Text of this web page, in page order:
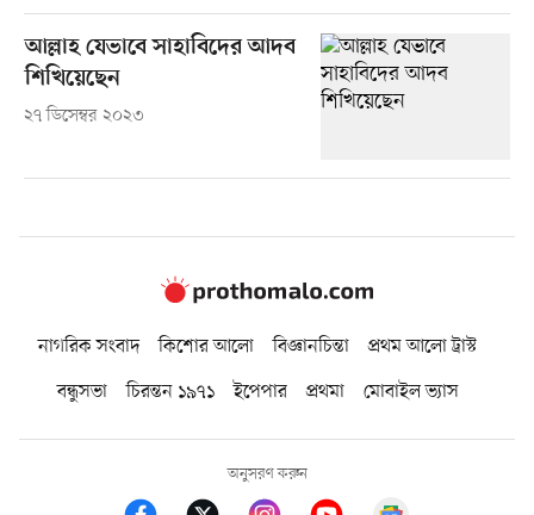
আল্লাহ যেভাবে সাহাবিদের আদব
শিখিয়েছেন
২৭ ডিসেম্বর ২০২৩
নাগরিক সংবাদ কিশোর আলো বিজ্ঞানচিন্তা
প্রথম আলো ট্রাস্ট
বন্ধুসভা
চিরন্তন ১৯৭১ ইপেপার প্রথমা মোবাইল ভ্যাস
অনুসরণ করুন